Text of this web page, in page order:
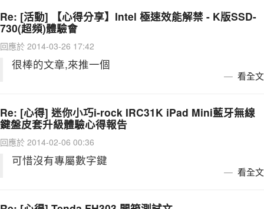
Re: [活動] 【心得分享】Intel 極速效能解禁 - K版SSD-
730(超頻)體驗會
回應於 2014-03-26 17:42
很棒的文章,來推一個
看全文
Re: [心得] 迷你小巧i-rock IRC31K iPad Mini藍牙無線
鍵盤皮套升級體驗心得報告
回應於 2014-02-06 00:36
可惜沒有專屬數字鍵
看全文